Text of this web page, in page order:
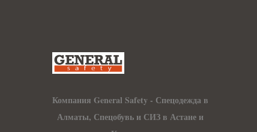
Компания General Safety - Спецодежда в
Алматы, Спецобувь и СИЗ в Астане и